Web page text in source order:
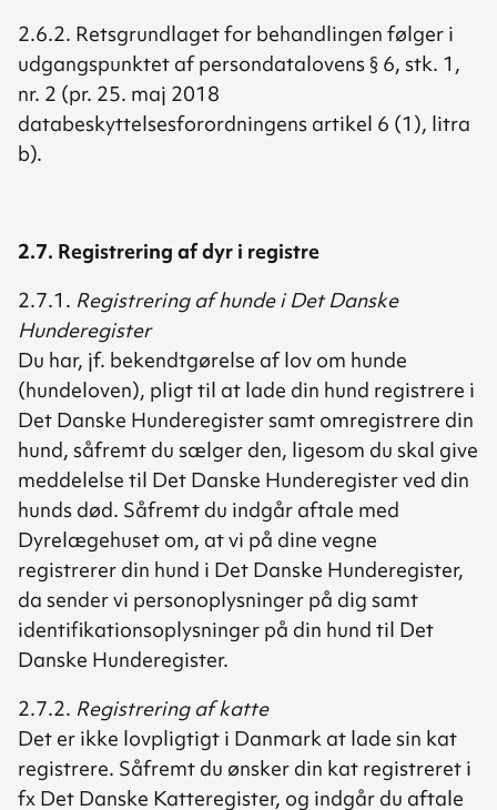
2.6.2. Retsgrundlaget for behandlingen følger i
udgangspunktet af persondatalovens § 6, stk. 1,
nr. 2 (pr. 25. maj 2018
databeskyttelsesforordningens artikel 6 (1), litra
b).
2.7. Registrering af dyr i registre
2.7.1. Registrering af hunde i Det Danske
Hunderegister
Du har, jf. bekendtgørelse af lov om hunde
(hundeloven), pligt til at lade din hund registrere i
Det Danske Hunderegister samt omregistrere din
hund, såfremt du sælger den, ligesom du skal give
meddelelse til Det Danske Hunderegister ved din
hunds død. Såfremt du indgår aftale med
Dyrelægehuset om, at vi på dine vegne
registrerer din hund i Det Danske Hunderegister,
da sender vi personoplysninger på dig samt
identifikationsoplysninger på din hund til Det
Danske Hunderegister.
2.7.2. Registrering af katte
Det er ikke lovpligtigt i Danmark at lade sin kat
registrere. Såfremt du ønsker din kat registreret i
fx Det Danske Katteregister, og indgår du aftale